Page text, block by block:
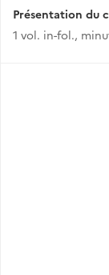
Présentation du
1 vol. in-fol.,